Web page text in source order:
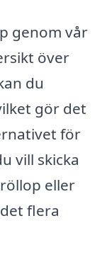
genom vår
över
du
gör det
för
vill skicka
eller
flera